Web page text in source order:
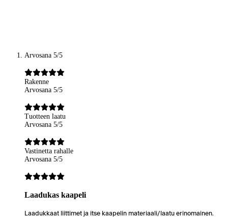
Arvosana 5/5
Rakenne
Arvosana 5/5
Tuotteen laatu
Arvosana 5/5
Vastinetta rahalle
Arvosana 5/5
Laadukas kaapeli
Laadukkaat liittimet ja itse kaapelin materiaali/laatu erinomainen.